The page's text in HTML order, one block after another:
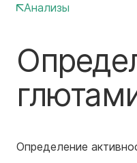
Анализы
Определение